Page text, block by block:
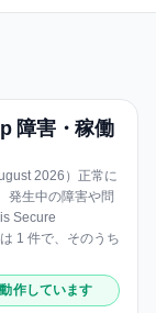
障害・稼働
2026）正常に
発生中の障害や問
Secure
1 件で、そのうち
作しています